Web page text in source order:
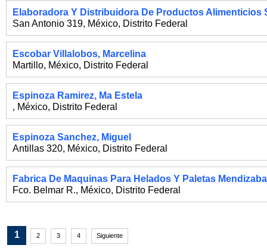
Elaboradora Y Distribuidora De Productos Alimenticios
San Antonio 319, México, Distrito Federal
Escobar Villalobos, Marcelina
Martillo, México, Distrito Federal
Espinoza Ramirez, Ma Estela
, México, Distrito Federal
Espinoza Sanchez, Miguel
Antillas 320, México, Distrito Federal
Fabrica De Maquinas Para Helados Y Paletas
Fco. Belmar R., México, Distrito Federal
1 2 3 4 Siguiente